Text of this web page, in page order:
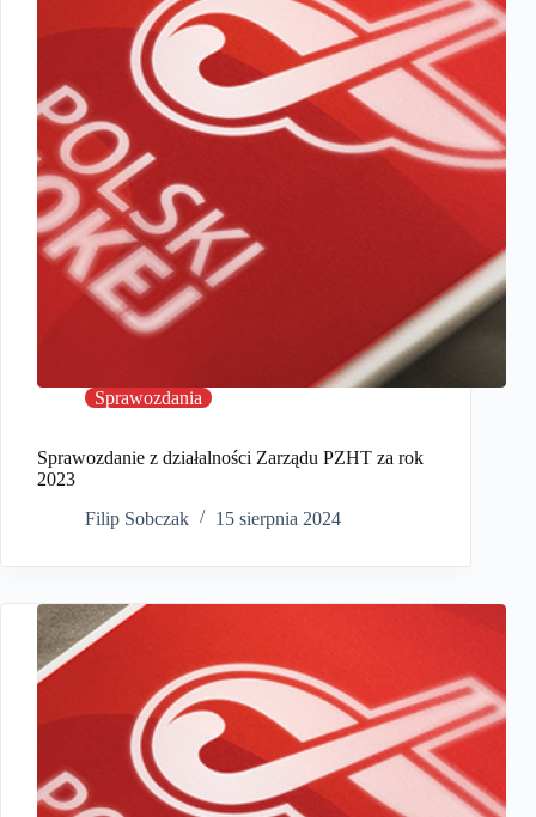
Sprawozdania
Sprawozdanie z działalności Zarządu PZHT za rok
2023
Filip Sobczak
15 sierpnia 2024